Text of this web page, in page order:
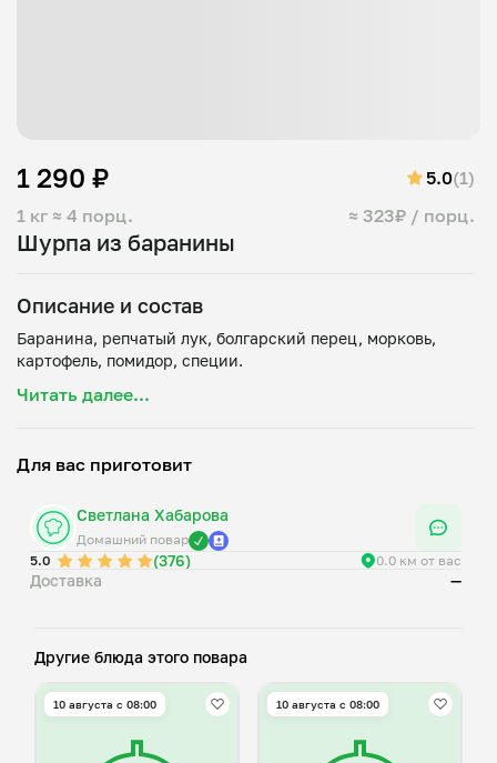
Шурпа из баранины
1 кг ≈ 4 порц. ≈ 323₽ / порц.
1 290 ₽ 5.0(1)
Описание и состав
Баранина, репчатый лук, болгарский перец, морковь,
Читать далее...
Для вас приготовит
Светлана Хабарова
Домашний повар
5.0
(376) 0.0 км от вас
Доставка —
Другие блюда этого повара
10 августа с 08:00 10 августа с 08:00